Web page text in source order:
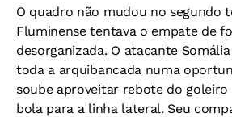
O quadro não mudou no segundo
Fluminense tentava o empate de
desorganizada. O atacante
toda a arquibancada numa
soube aproveitar rebote do
bola para a linha lateral. Seu